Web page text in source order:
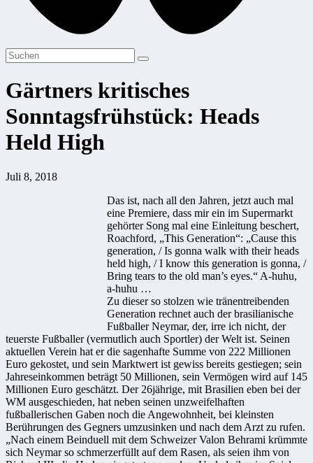
Gärtners kritisches
Sonntagsfrühstück: Heads
Held High
Juli 8, 2018
Das ist, nach all den Jahren, jetzt auch mal
eine Premiere, dass mir ein im Supermarkt
gehörter Song mal eine Einleitung beschert,
Roachford, „This Generation“: „Cause this
generation, / Is gonna walk with their heads
held high, / I know this generation is gonna, /
Bring tears to the old man’s eyes.“ A-huhu,
a-huhu …
Zu dieser so stolzen wie tränentreibenden
Generation rechnet auch der brasilianische
Fußballer Neymar, der, irre ich nicht, der
teuerste Fußballer (vermutlich auch Sportler) der Welt ist. Seinen
aktuellen Verein hat er die sagenhafte Summe von 222 Millionen
Euro gekostet, und sein Marktwert ist gewiss bereits gestiegen; sein
Jahreseinkommen beträgt 50 Millionen, sein Vermögen wird auf 145
Millionen Euro geschätzt. Der 26jährige, mit Brasilien eben bei der
WM ausgeschieden, hat neben seinen unzweifelhaften
fußballerischen Gaben noch die Angewohnheit, bei kleinsten
Berührungen des Gegners umzusinken und nach dem Arzt zu rufen.
„Nach einem Beinduell mit dem Schweizer Valon Behrami krümmte
sich Neymar so schmerzerfüllt auf dem Rasen, als seien ihm von